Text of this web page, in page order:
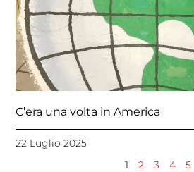
C’era una volta in America
22 Luglio 2025
1 2 3 4 5